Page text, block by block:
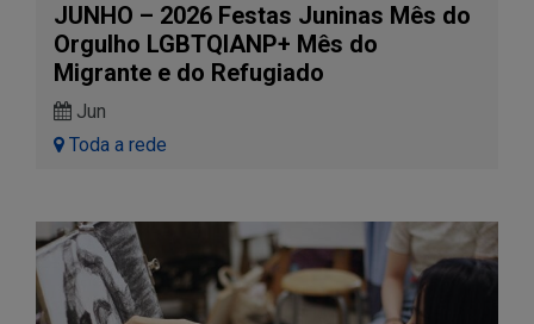
JUNHO – 2026 Festas Juninas Mês do
Orgulho LGBTQIANP+ Mês do
Migrante e do Refugiado
Jun
Toda a rede